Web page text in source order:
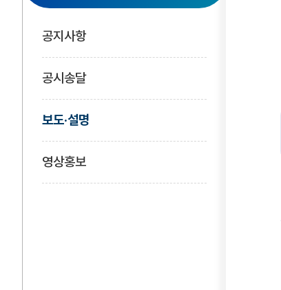
공지사항
공시송달
보도·설명
영상홍보